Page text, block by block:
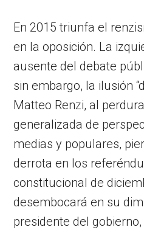
En 2015 triunfa el
en la oposición. La
ausente del debate
sin embargo, la ilusión
Matteo Renzi, al
generalizada de
medias y populares,
derrota en los
constitucional de
desembocará en su
presidente del